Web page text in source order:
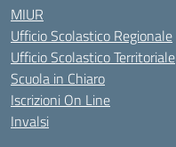
MIUR
Ufficio Scolastico Regionale
Ufficio Scolastico Territoriale
Scuola in Chiaro
Iscrizioni On Line
Invalsi